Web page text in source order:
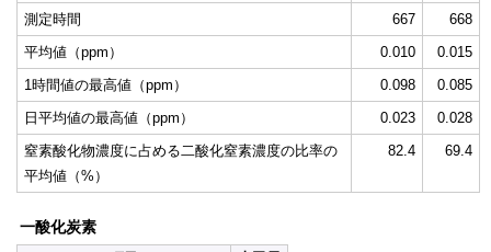
測定時間
667
668
平均値（ppm）
0.010
0.015
1時間値の最高値（ppm）
0.098
0.085
日平均値の最高値（ppm）
0.023
0.028
窒素酸化物濃度に占める二酸化窒素濃度の比率の
平均値（%）
82.4 69.4
一酸化炭素